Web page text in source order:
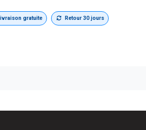
gratuite Retour 30 jours